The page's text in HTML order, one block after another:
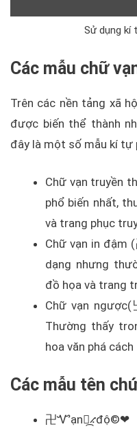
Sử dụng kí
Các mẫu chữ
Trên các nền tảng xã
được biến thể thành
đây là một số mẫu kí tự
Chữ vạn truyền
phổ biến nhất,
và trang phục
Chữ vạn in đậm
dạng nhưng
đồ họa và trang
Chữ vạn
Thường thấy
hoa văn phá cách
Các mẫu tên
卍Ꮙạn⳻᷼⳺độ©❤